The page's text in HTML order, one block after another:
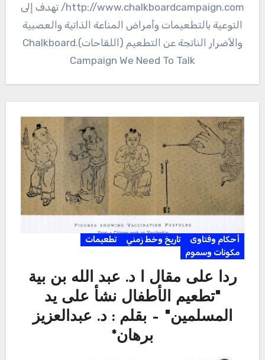
http://www.chalkboardcampaign.com/ تهدف إلى
التوعية بالتطعيمات وأمراض المناعة الذاتية والعصبية
والأضرار الناتجة عن التطعيم (اللقاحات).Chalkboard
Campaign We Need To Talk
أحكام وفتاوى تاريخ وخط زمني
تطعيمات
مكونات وسموم
ردا على مقال ا د. عبد الله بن بية
"تطعيم الأطفال نشأ على يد
المسلمين" – بقلم : د. عبدالعزيز
برهان*